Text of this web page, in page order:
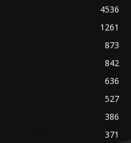
4536
1261
873
842
636
527
386
371